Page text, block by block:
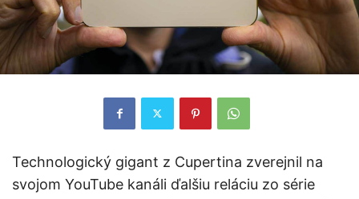
Technologický gigant z Cupertina zverejnil na
svojom YouTube kanáli ďalšiu reláciu zo série